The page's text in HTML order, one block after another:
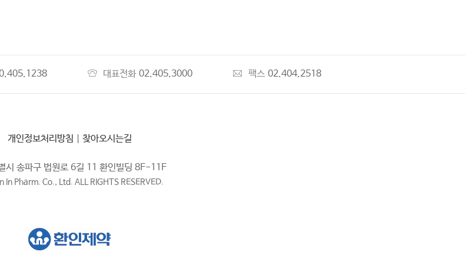
대표전화 02.405.3000 팩스 02.404.2518
개인정보처리방침 찾아오시는길
시 송파구 법원로 6길 11 환인빌딩 8F-11F
In Pharm. Co., Ltd. ALL RIGHTS RESERVED.